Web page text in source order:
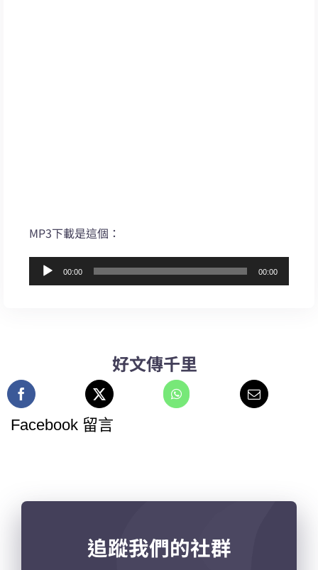
MP3下載是這個：
訊
00:00 00:00
好文傳千里
Facebook 留言
追蹤我們的社群